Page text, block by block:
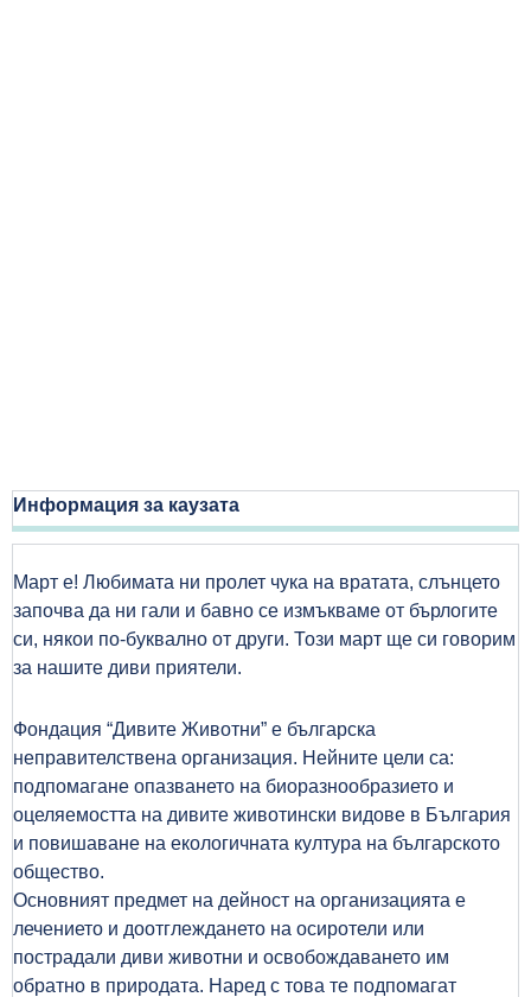
Информация за каузата
Март е! Любимата ни пролет чука на вратата, слънцето
започва да ни гали и бавно се измъкваме от бърлогите
си, някои по-буквално от други. Този март ще си говорим
за нашите диви приятели.
Фондация “Дивите Животни” е българска
неправителствена организация. Нейните цели са:
подпомагане опазването на биоразнообразието и
оцеляемостта на дивите животински видове в България
и повишаване на екологичната култура на българското
общество.
Основният предмет на дейност на организацията е
лечението и доотглеждането на осиротели или
пострадали диви животни и освобождаването им
обратно в природата. Наред с това те подпомагат